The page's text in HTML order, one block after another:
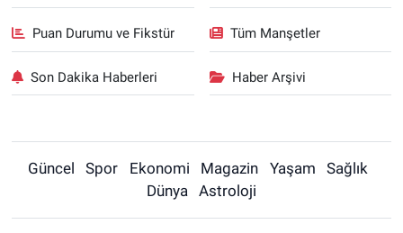
Puan Durumu ve Fikstür Tüm Manşetler
Son Dakika Haberleri Haber Arşivi
Güncel Spor Ekonomi Magazin Yaşam
Sağlık
Dünya
Astroloji